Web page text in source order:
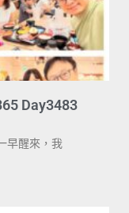
Day3483
早醒來，我